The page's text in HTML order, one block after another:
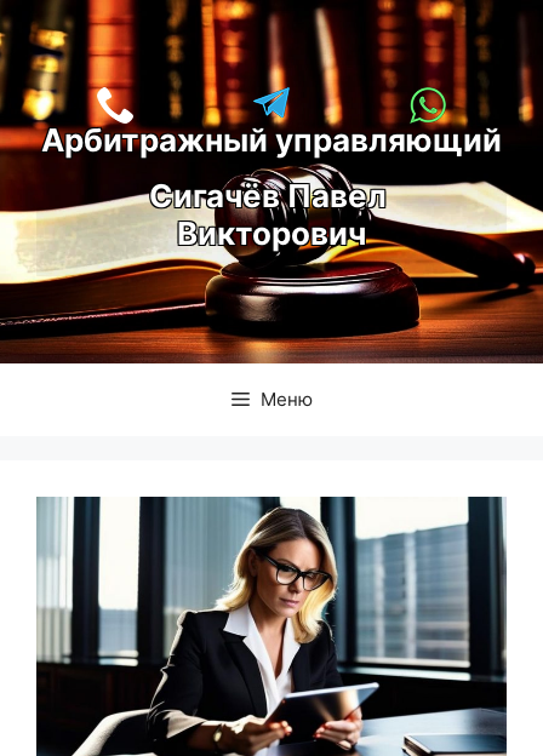
Перейти
к
содержимому
Арбитражный управляющий
Сигачёв Павел
Викторович
Меню